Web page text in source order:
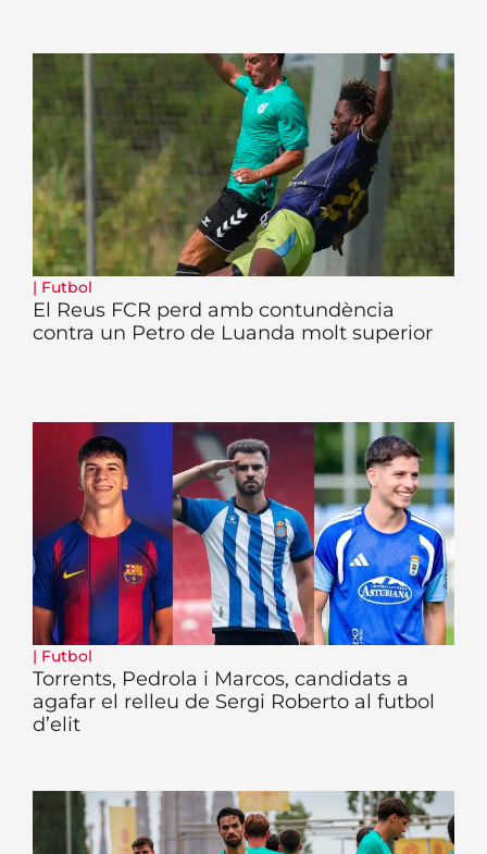
| Futbol
El Reus FCR perd amb contundència
contra un Petro de Luanda molt superior
| Futbol
Torrents, Pedrola i Marcos, candidats a
agafar el relleu de Sergi Roberto al futbol
d’elit